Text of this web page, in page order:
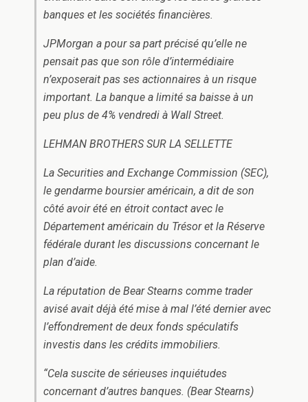
banques et les sociétés financières.
JPMorgan a pour sa part précisé qu’elle ne
pensait pas que son rôle d’intermédiaire
n’exposerait pas ses actionnaires à un risque
important. La banque a limité sa baisse à un
peu plus de 4% vendredi à Wall Street.
LEHMAN BROTHERS SUR LA SELLETTE
La Securities and Exchange Commission (SEC),
le gendarme boursier américain, a dit de son
côté avoir été en étroit contact avec le
Département américain du Trésor et la Réserve
fédérale durant les discussions concernant le
plan d’aide.
La réputation de Bear Stearns comme trader
avisé avait déjà été mise à mal l’été dernier avec
l’effondrement de deux fonds spéculatifs
investis dans les crédits immobiliers.
“Cela suscite de sérieuses inquiétudes
concernant d’autres banques. (Bear Stearns)